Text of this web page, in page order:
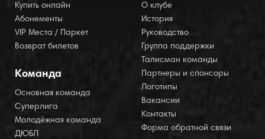
Купить онлайн
Абонементы
VIP Места / Паркет
Возврат билетов
Команда
Основная команда
Суперлига
Молодёжная команда
ДЮБЛ
О клубе
История
Руководство
Группа поддержки
Талисман команды
Партнеры и спонсоры
Логотипы
Вакансии
Контакты
Форма обратной связи